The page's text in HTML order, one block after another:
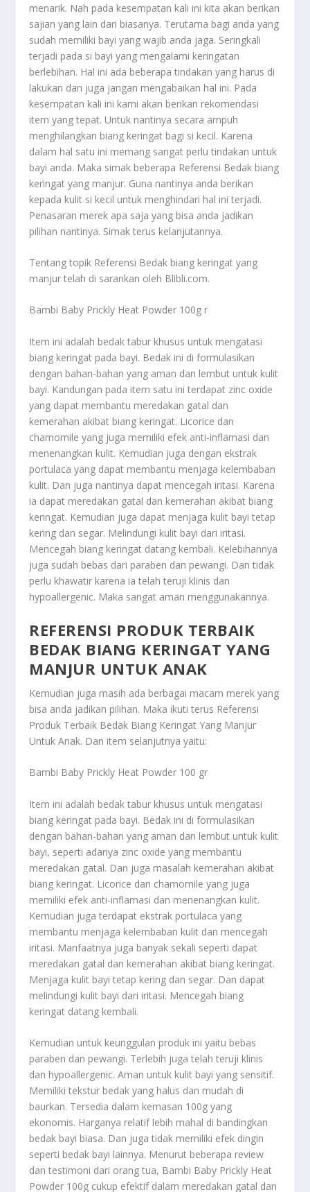
menarik. Nah pada kesempatan kali ini kita akan berikan
sajian yang lain dari biasanya. Terutama bagi anda yang
sudah memiliki bayi yang wajib anda jaga. Seringkali
terjadi pada si bayi yang mengalami keringatan
berlebihan. Hal ini ada beberapa tindakan yang harus di
lakukan dan juga jangan mengabaikan hal ini. Pada
kesempatan kali ini kami akan berikan rekomendasi
item yang tepat. Untuk nantinya secara ampuh
menghilangkan biang keringat bagi si kecil. Karena
dalam hal satu ini memang sangat perlu tindakan untuk
bayi anda. Maka simak beberapa Referensi Bedak biang
keringat yang manjur. Guna nantinya anda berikan
kepada kulit si kecil untuk menghindari hal ini terjadi.
Penasaran merek apa saja yang bisa anda jadikan
pilihan nantinya. Simak terus kelanjutannya.
Tentang topik Referensi Bedak biang keringat yang
manjur telah di sarankan oleh Blibli.com.
Bambi Baby Prickly Heat Powder 100g r
Item ini adalah bedak tabur khusus untuk mengatasi
biang keringat pada bayi. Bedak ini di formulasikan
dengan bahan-bahan yang aman dan lembut untuk kulit
bayi. Kandungan pada item satu ini terdapat zinc oxide
yang dapat membantu meredakan gatal dan
kemerahan akibat biang keringat. Licorice dan
chamomile yang juga memiliki efek anti-inflamasi dan
menenangkan kulit. Kemudian juga dengan ekstrak
portulaca yang dapat membantu menjaga kelembaban
kulit. Dan juga nantinya dapat mencegah iritasi. Karena
ia dapat meredakan gatal dan kemerahan akibat biang
keringat. Kemudian juga dapat menjaga kulit bayi tetap
kering dan segar. Melindungi kulit bayi dari iritasi.
Mencegah biang keringat datang kembali. Kelebihannya
juga sudah bebas dari paraben dan pewangi. Dan tidak
perlu khawatir karena ia telah teruji klinis dan
hypoallergenic. Maka sangat aman menggunakannya.
REFERENSI PRODUK TERBAIK
BEDAK BIANG KERINGAT YANG
MANJUR UNTUK ANAK
Kemudian juga masih ada berbagai macam merek yang
bisa anda jadikan pilihan. Maka ikuti terus Referensi
Produk Terbaik Bedak Biang Keringat Yang Manjur
Untuk Anak. Dan item selanjutnya yaitu:
Bambi Baby Prickly Heat Powder 100 gr
Item ini adalah bedak tabur khusus untuk mengatasi
biang keringat pada bayi. Bedak ini di formulasikan
dengan bahan-bahan yang aman dan lembut untuk kulit
bayi, seperti adanya zinc oxide yang membantu
meredakan gatal. Dan juga masalah kemerahan akibat
biang keringat. Licorice dan chamomile yang juga
memiliki efek anti-inflamasi dan menenangkan kulit.
Kemudian juga terdapat ekstrak portulaca yang
membantu menjaga kelembaban kulit dan mencegah
iritasi. Manfaatnya juga banyak sekali seperti dapat
meredakan gatal dan kemerahan akibat biang keringat.
Menjaga kulit bayi tetap kering dan segar. Dan dapat
melindungi kulit bayi dari iritasi. Mencegah biang
keringat datang kembali.
Kemudian untuk keunggulan produk ini yaitu bebas
paraben dan pewangi. Terlebih juga telah teruji klinis
dan hypoallergenic. Aman untuk kulit bayi yang sensitif.
Memiliki tekstur bedak yang halus dan mudah di
baurkan. Tersedia dalam kemasan 100g yang
ekonomis. Harganya relatif lebih mahal di bandingkan
bedak bayi biasa. Dan juga tidak memiliki efek dingin
seperti bedak bayi lainnya. Menurut beberapa review
dan testimoni dari orang tua, Bambi Baby Prickly Heat
Powder 100g cukup efektif dalam meredakan gatal dan